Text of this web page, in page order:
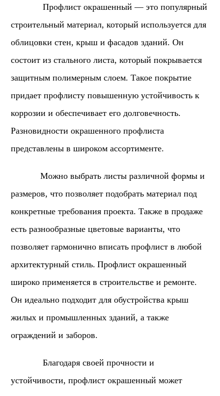
Профлист окрашенный — это популярный
строительный материал, который используется для
облицовки стен, крыш и фасадов зданий. Он
состоит из стального листа, который покрывается
защитным полимерным слоем. Такое покрытие
придает профлисту повышенную устойчивость к
коррозии и обеспечивает его долговечность.
Разновидности окрашенного профлиста
представлены в широком ассортименте.
Можно выбрать листы различной формы и
размеров, что позволяет подобрать материал под
конкретные требования проекта. Также в продаже
есть разнообразные цветовые варианты, что
позволяет гармонично вписать профлист в любой
архитектурный стиль. Профлист окрашенный
широко применяется в строительстве и ремонте.
Он идеально подходит для обустройства крыш
жилых и промышленных зданий, а также
ограждений и заборов.
Благодаря своей прочности и
устойчивости, профлист окрашенный может